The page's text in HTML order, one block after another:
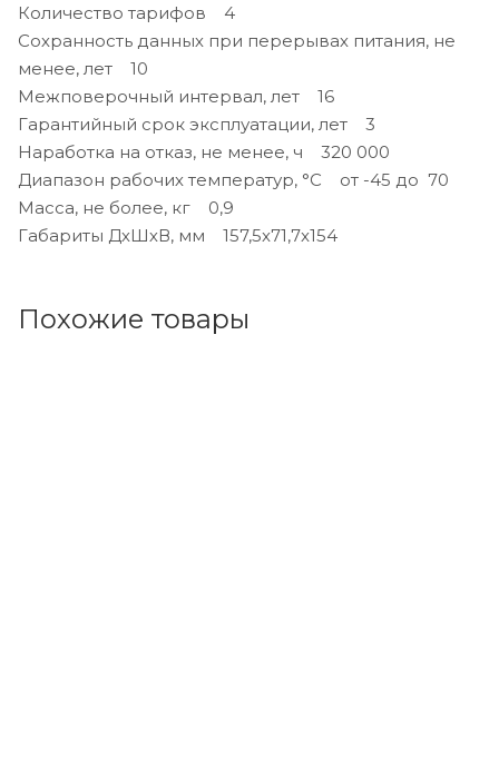
Количество тарифов 4
Сохранность данных при перерывах питания, не
менее, лет 10
Межповерочный интервал, лет 16
Гарантийный срок эксплуатации, лет 3
Наработка на отказ, не менее, ч 320 000
Диапазон рабочих температур, °С от -45 до 70
Масса, не более, кг 0,9
Габариты ДхШхВ, мм 157,5x71,7x154
Похожие товары